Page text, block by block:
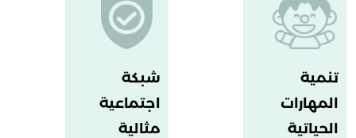
تنمية
المهارات
الحياتية
شبكة
اجتماعية
مثالية